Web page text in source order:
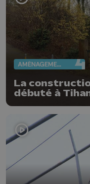
AMÉNAGEMENT DU TERRITOIRE
La
débuté à